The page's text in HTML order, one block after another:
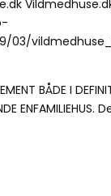
03/
BÅDE I